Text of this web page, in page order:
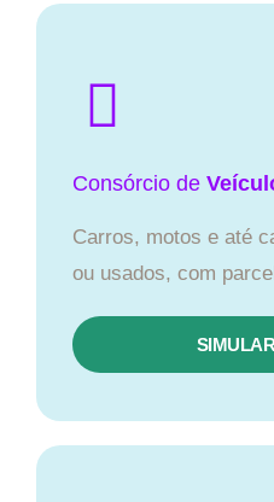
Consórcio de
Carros, motos e até
ou usados, com